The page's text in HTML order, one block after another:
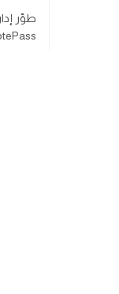
طوِّر